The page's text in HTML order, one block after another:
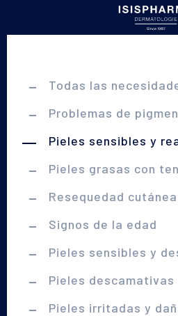
Todas las
Problemas de
Pieles sensibles y
Pieles grasas con
Resequedad cutánea
Signos de la edad
Pieles sensibles y
Pieles
Pieles irritadas y